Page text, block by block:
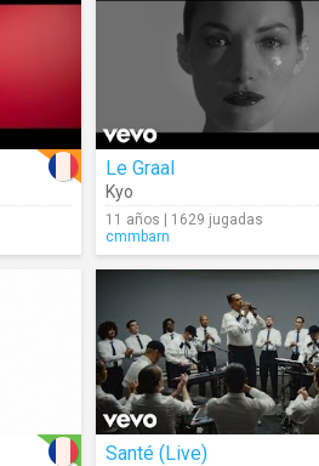
Le Graal
Kyo
11 años | 1629 jugadas
cmmbarn
Santé (Live)